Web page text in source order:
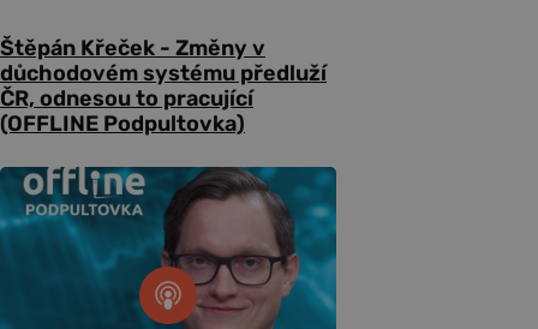
Štěpán Křeček - Změny v
důchodovém systému předluží
ČR, odnesou to pracující
(OFFLINE Podpultovka)